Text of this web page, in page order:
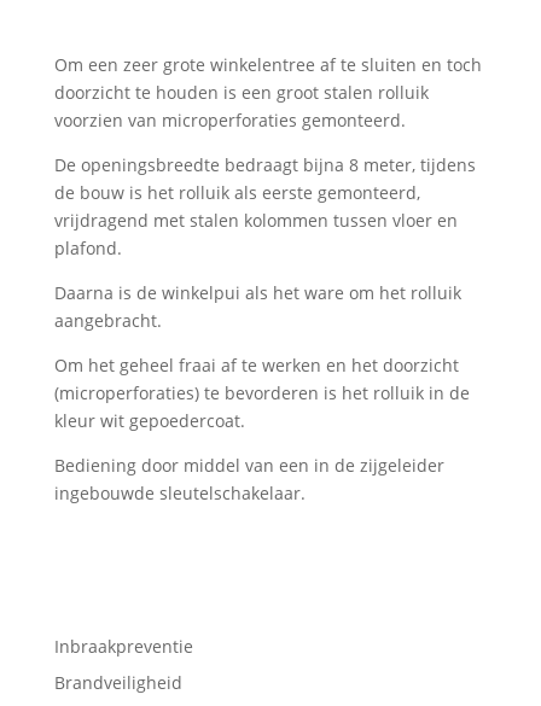
Om een zeer grote winkelentree af te sluiten en toch
doorzicht te houden is een groot stalen rolluik
voorzien van microperforaties gemonteerd.
De openingsbreedte bedraagt bijna 8 meter, tijdens
de bouw is het rolluik als eerste gemonteerd,
vrijdragend met stalen kolommen tussen vloer en
plafond.
Daarna is de winkelpui als het ware om het rolluik
aangebracht.
Om het geheel fraai af te werken en het doorzicht
(microperforaties) te bevorderen is het rolluik in de
kleur wit gepoedercoat.
Bediening door middel van een in de zijgeleider
ingebouwde sleutelschakelaar.
Inbraakpreventie
Brandveiligheid